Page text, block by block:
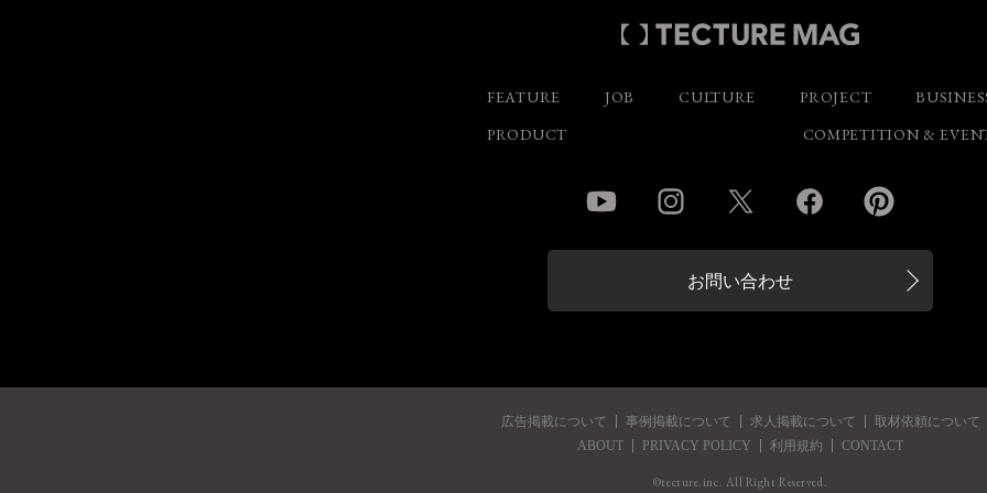
FEATURE JOB CULTURE PROJECT
PRODUCT
COMPETITION &
YouTube Instagram Twitter Facebook
お問い合わせ
広告掲載について 事例掲載について 求人掲載について
取材依頼について
ABOUT
PRIVACY POLICY 利用規約 CONTACT
©tecture.inc. All Right Reserved.